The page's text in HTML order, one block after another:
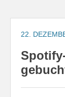
springen
22.